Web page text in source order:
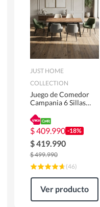
Alfombras
JUST HOME
COLLECTION
Juego de Comedor
Campania 6 Sillas
180 x 90 x 76 cm
Café
$409.990 -18%
$419.990
$499.990
(46)
Ver producto